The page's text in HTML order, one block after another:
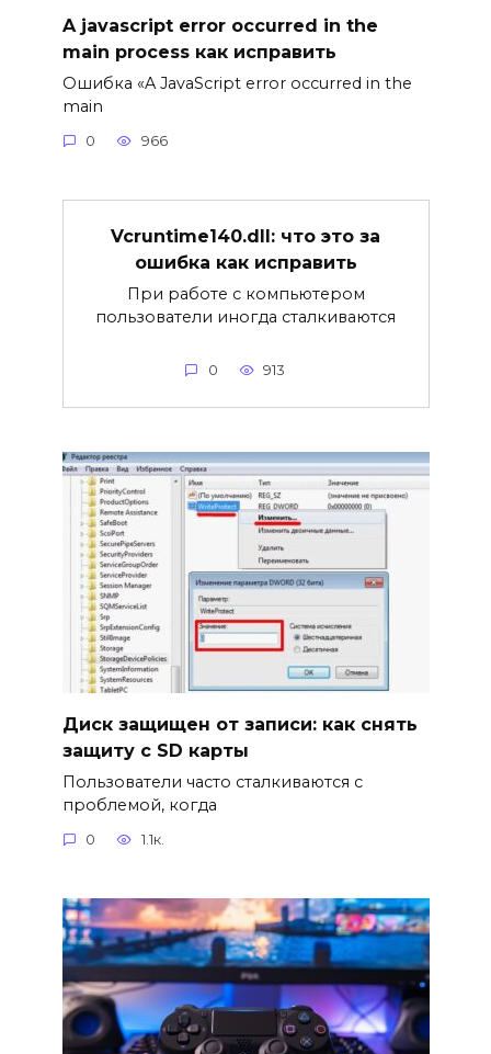
A javascript error occurred in the
main process как исправить
Ошибка «A JavaScript error occurred in the
main
0 966
Vcruntime140.dll: что это за
ошибка как исправить
При работе с компьютером
пользователи иногда сталкиваются
0 913
Диск защищен от записи: как снять
защиту с SD карты
Пользователи часто сталкиваются с
проблемой, когда
0 1.1к.